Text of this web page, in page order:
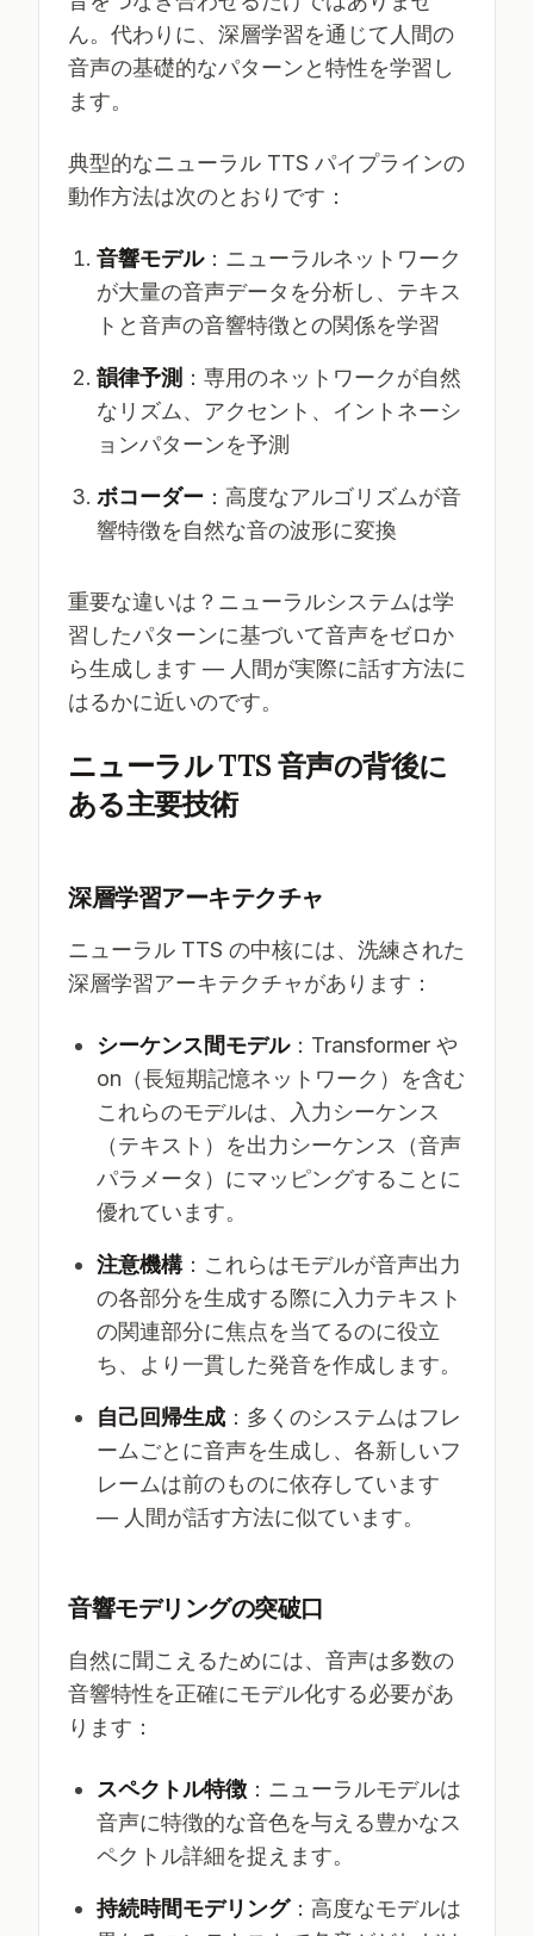
ん。代わりに、深層学習を通じて人間の
音声の基礎的なパターンと特性を学習し
ます。
典型的なニューラル TTS パイプラインの
動作方法は次のとおりです：
音響モデル：ニューラルネットワーク
が大量の音声データを分析し、テキス
トと音声の音響特徴との関係を学習
韻律予測 ：専用のネットワークが自然
なリズム、アクセント、イントネーシ
ョンパターンを予測
ボコーダー ：高度なアルゴリズムが音
響特徴を自然な音の波形に変換
重要な違いは？ニューラルシステムは学
習したパターンに基づいて音声をゼロか
ら生成します — 人間が実際に話す方法に
はるかに近いのです。
ニューラル TTS 音声の背後に
ある主要技術
深層学習アーキテクチャ
ニューラル TTS の中核には、洗練された
深層学習アーキテクチャがあります：
シーケンス間モデル：Transformer や
on（長短期記憶ネットワーク）を含む
これらのモデルは、入力シーケンス
（テキスト）を出力シーケンス（音声
パラメータ）にマッピングすることに
優れています。
注意機構：これらはモデルが音声出力
の各部分を生成する際に入力テキスト
の関連部分に焦点を当てるのに役立
ち、より一貫した発音を作成します。
自己回帰生成 ：多くのシステムはフレ
ームごとに音声を生成し、各新しいフ
レームは前のものに依存しています
— 人間が話す方法に似ています。
音響モデリングの突破口
自然に聞こえるためには、音声は多数の
音響特性を正確にモデル化する必要があ
ります：
スペクトル特徴 ：ニューラルモデルは
音声に特徴的な音色を与える豊かなス
ペクトル詳細を捉えます。
持続時間モデリング：高度なモデルは